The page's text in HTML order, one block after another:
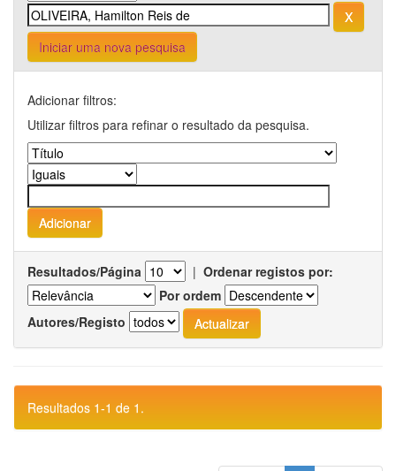
Iniciar uma nova pesquisa
Adicionar filtros:
Utilizar filtros para refinar o resultado da pesquisa.
Resultados/Página | Ordenar registos por:
Por ordem
Autores/Registo
Resultados 1-1 de 1.